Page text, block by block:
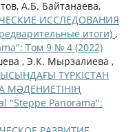
А.Б. Байтанаева,
ИССЛЕДОВАНИЯ
итоги) ,
Том 9 № 4 (2022)
, Э.К. Мырзалиева ,
ТҮРКІСТАН
МӘДЕНИЕТІНІҢ
"Steppe Panorama":